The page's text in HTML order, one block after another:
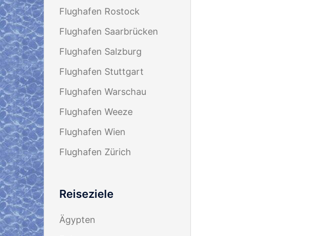
Flughafen Rostock
Flughafen Saarbrücken
Flughafen Salzburg
Flughafen Stuttgart
Flughafen Warschau
Flughafen Weeze
Flughafen Wien
Flughafen Zürich
Reiseziele
Ägypten